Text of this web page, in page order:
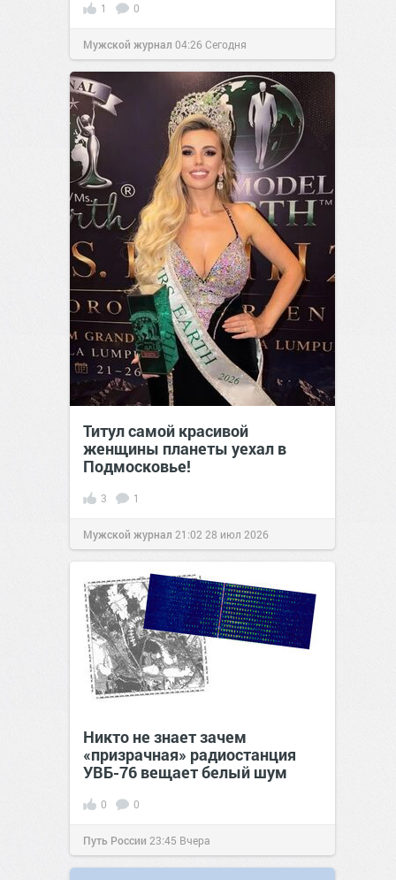
1 0
Мужской журнал 04:26Сегодня
Титул самой красивой
женщины планеты уехал в
Подмосковье!
3 1
Мужской журнал 21:02 28 июл 2026
Никто не знает зачем
«призрачная» радиостанция
УВБ-76 вещает белый шум
0 0
Путь России 23:45 Вчера